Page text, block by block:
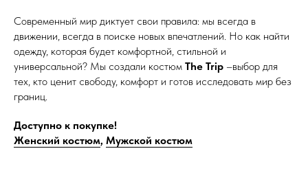
Современный мир диктует свои правила: мы всегда в
движении, всегда в поиске новых впечатлений. Но как найти
одежду, которая будет комфортной, стильной и
универсальной? Мы создали костюм The Trip –выбор для
тех, кто ценит свободу, комфорт и готов исследовать мир без
границ.
Доступно к покупке!
Женский костюм, Мужской костюм